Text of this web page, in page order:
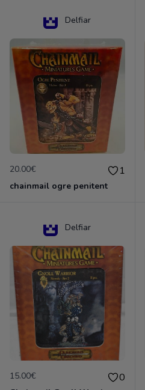
Delfiar
20.00€ 1
chainmail ogre penitent
Delfiar
15.00€ 0